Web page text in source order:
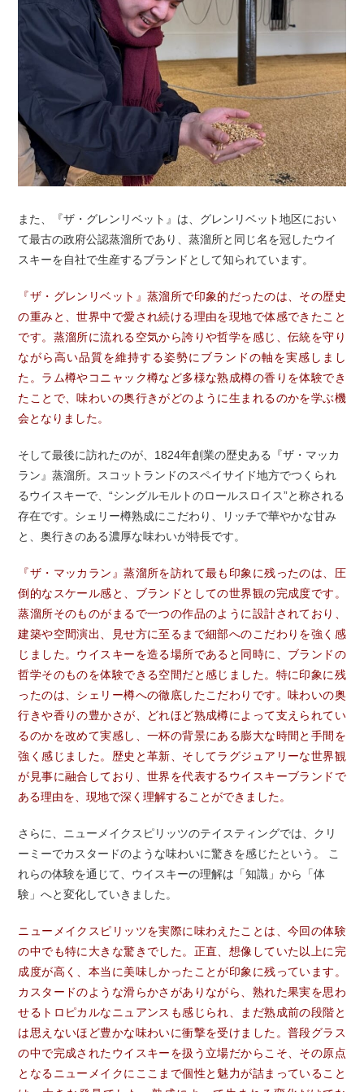
また、『ザ・グレンリベット』は、グレンリベット地区におい
て最古の政府公認蒸溜所であり、蒸溜所と同じ名を冠したウイ
スキーを自社で生産するブランドとして知られています。
『ザ・グレンリベット』蒸溜所で印象的だったのは、その歴史
の重みと、世界中で愛され続ける理由を現地で体感できたこと
です。蒸溜所に流れる空気から誇りや哲学を感じ、伝統を守り
ながら高い品質を維持する姿勢にブランドの軸を実感しまし
た。ラム樽やコニャック樽など多様な熟成樽の香りを体験でき
たことで、味わいの奥行きがどのように生まれるのかを学ぶ機
会となりました。
そして最後に訪れたのが、1824年創業の歴史ある『ザ・マッカ
ラン』蒸溜所。スコットランドのスペイサイド地方でつくられ
るウイスキーで、“シングルモルトのロールスロイス”と称される
存在です。シェリー樽熟成にこだわり、リッチで華やかな甘み
と、奥行きのある濃厚な味わいが特長です。
『ザ・マッカラン』蒸溜所を訪れて最も印象に残ったのは、圧
倒的なスケール感と、ブランドとしての世界観の完成度です。
蒸溜所そのものがまるで一つの作品のように設計されており、
建築や空間演出、見せ方に至るまで細部へのこだわりを強く感
じました。ウイスキーを造る場所であると同時に、ブランドの
哲学そのものを体験できる空間だと感じました。特に印象に残
ったのは、シェリー樽への徹底したこだわりです。味わいの奥
行きや香りの豊かさが、どれほど熟成樽によって支えられてい
るのかを改めて実感し、一杯の背景にある膨大な時間と手間を
強く感じました。歴史と革新、そしてラグジュアリーな世界観
が見事に融合しており、世界を代表するウイスキーブランドで
ある理由を、現地で深く理解することができました。
さらに、ニューメイクスピリッツのテイスティングでは、クリ
ーミーでカスタードのような味わいに驚きを感じたという。 こ
れらの体験を通じて、ウイスキーの理解は「知識」から「体
験」へと変化していきました。
ニューメイクスピリッツを実際に味わえたことは、今回の体験
の中でも特に大きな驚きでした。正直、想像していた以上に完
成度が高く、本当に美味しかったことが印象に残っています。
カスタードのような滑らかさがありながら、熟れた果実を思わ
せるトロピカルなニュアンスも感じられ、まだ熟成前の段階と
は思えないほど豊かな味わいに衝撃を受けました。普段グラス
の中で完成されたウイスキーを扱う立場だからこそ、その原点
となるニューメイクにここまで個性と魅力が詰まっていること